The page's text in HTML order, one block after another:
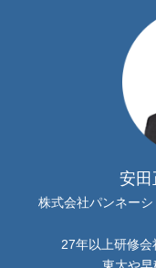
安田
株式会社パンネー
27年以上研修
東大や